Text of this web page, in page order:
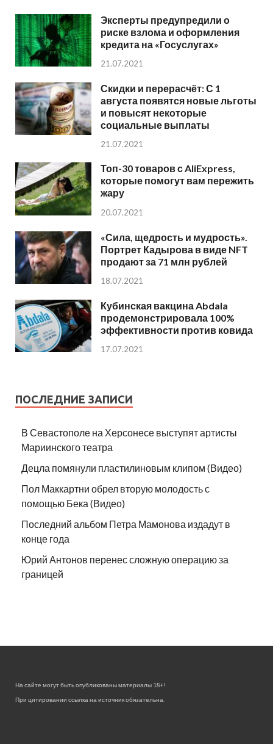
Эксперты предупредили о
риске взлома и оформления
кредита на «Госуслугах»
21.07.2021
Скидки и перерасчёт: С 1
августа появятся новые льготы
и повысят некоторые
социальные выплаты
21.07.2021
Топ-30 товаров с AliExpress,
которые помогут вам пережить
жару
20.07.2021
«Сила, щедрость и мудрость».
Портрет Кадырова в виде NFT
продают за 71 млн рублей
18.07.2021
Кубинская вакцина Abdala
продемонстрировала 100%
эффективности против ковида
17.07.2021
ПОСЛЕДНИЕ ЗАПИСИ
В Севастополе на Херсонесе выступят артисты
Мариинского театра
Децла помянули пластилиновым клипом (Видео)
Пол Маккартни обрел вторую молодость с
помощью Бека (Видео)
Последний альбом Петра Мамонова издадут в
конце года
Юрий Антонов перенес сложную операцию за
границей
На сайте могут быть опубликованы материалы 18+!
При цитировании ссылка на источник обязательна.